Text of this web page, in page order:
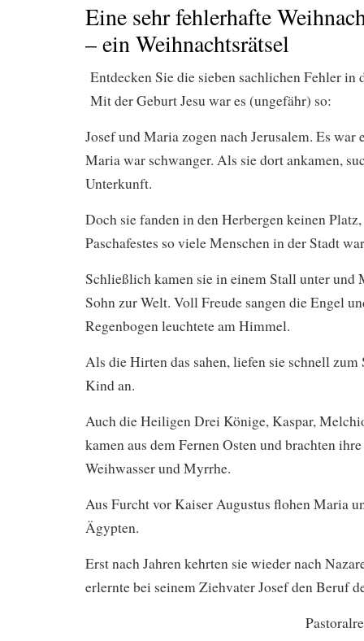
Eine sehr fehlerhafte
– ein Weihnachtsrätsel
Entdecken Sie die sieben sachlichen Fehler in
Mit der Geburt Jesu war es (ungefähr) so:
Josef und Maria zogen nach Jerusalem. Es war
Maria war schwanger. Als sie dort ankamen,
Unterkunft.
Doch sie fanden in den Herbergen keinen
Paschafestes so viele Menschen in der Stadt
Schließlich kamen sie in einem Stall unter und
Sohn zur Welt. Voll Freude sangen die Engel
Regenbogen leuchtete am Himmel.
Als die Hirten das sahen, liefen sie schnell zum
Kind an.
Auch die Heiligen Drei Könige, Kaspar,
kamen aus dem Fernen Osten und brachten
Weihwasser und Myrrhe.
Aus Furcht vor Kaiser Augustus flohen Maria
Ägypten.
Erst nach Jahren kehrten sie wieder nach
erlernte bei seinem Ziehvater Josef den Beruf